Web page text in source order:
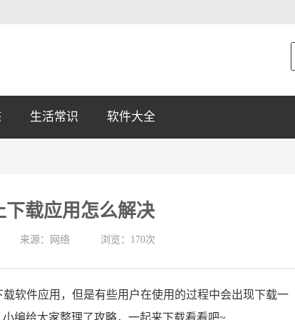
生活常识 软件大全
下载应用怎么解决
来源：网络 浏览：170次
软件应用，但是有些用户在使用的过程中会出现下载一
编给大家整理了攻略，一起来下载看看吧~